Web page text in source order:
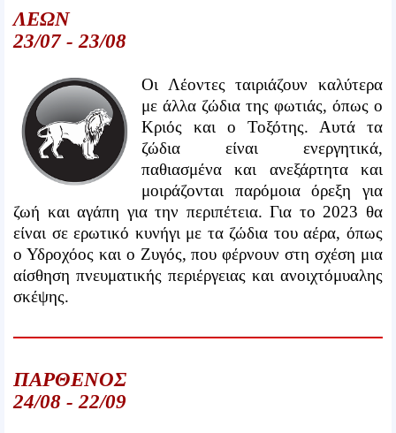
ΛΕΩΝ
23/07 - 23/08
Οι Λέοντες ταιριάζουν καλύτερα
με άλλα ζώδια της φωτιάς, όπως ο
Κριός και ο Τοξότης. Αυτά τα
ζώδια είναι ενεργητικά,
παθιασμένα και ανεξάρτητα και
μοιράζονται παρόμοια όρεξη για
ζωή και αγάπη για την περιπέτεια. Για το 2023 θα
είναι σε ερωτικό κυνήγι με τα ζώδια του αέρα, όπως
ο Υδροχόος και ο Ζυγός, που φέρνουν στη σχέση μια
αίσθηση πνευματικής περιέργειας και ανοιχτόμυαλης
σκέψης.
ΠΑΡΘΕΝΟΣ
24/08 - 22/09